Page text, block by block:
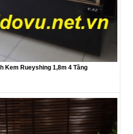
Kem Rueyshing 1,8m 4 Tầng